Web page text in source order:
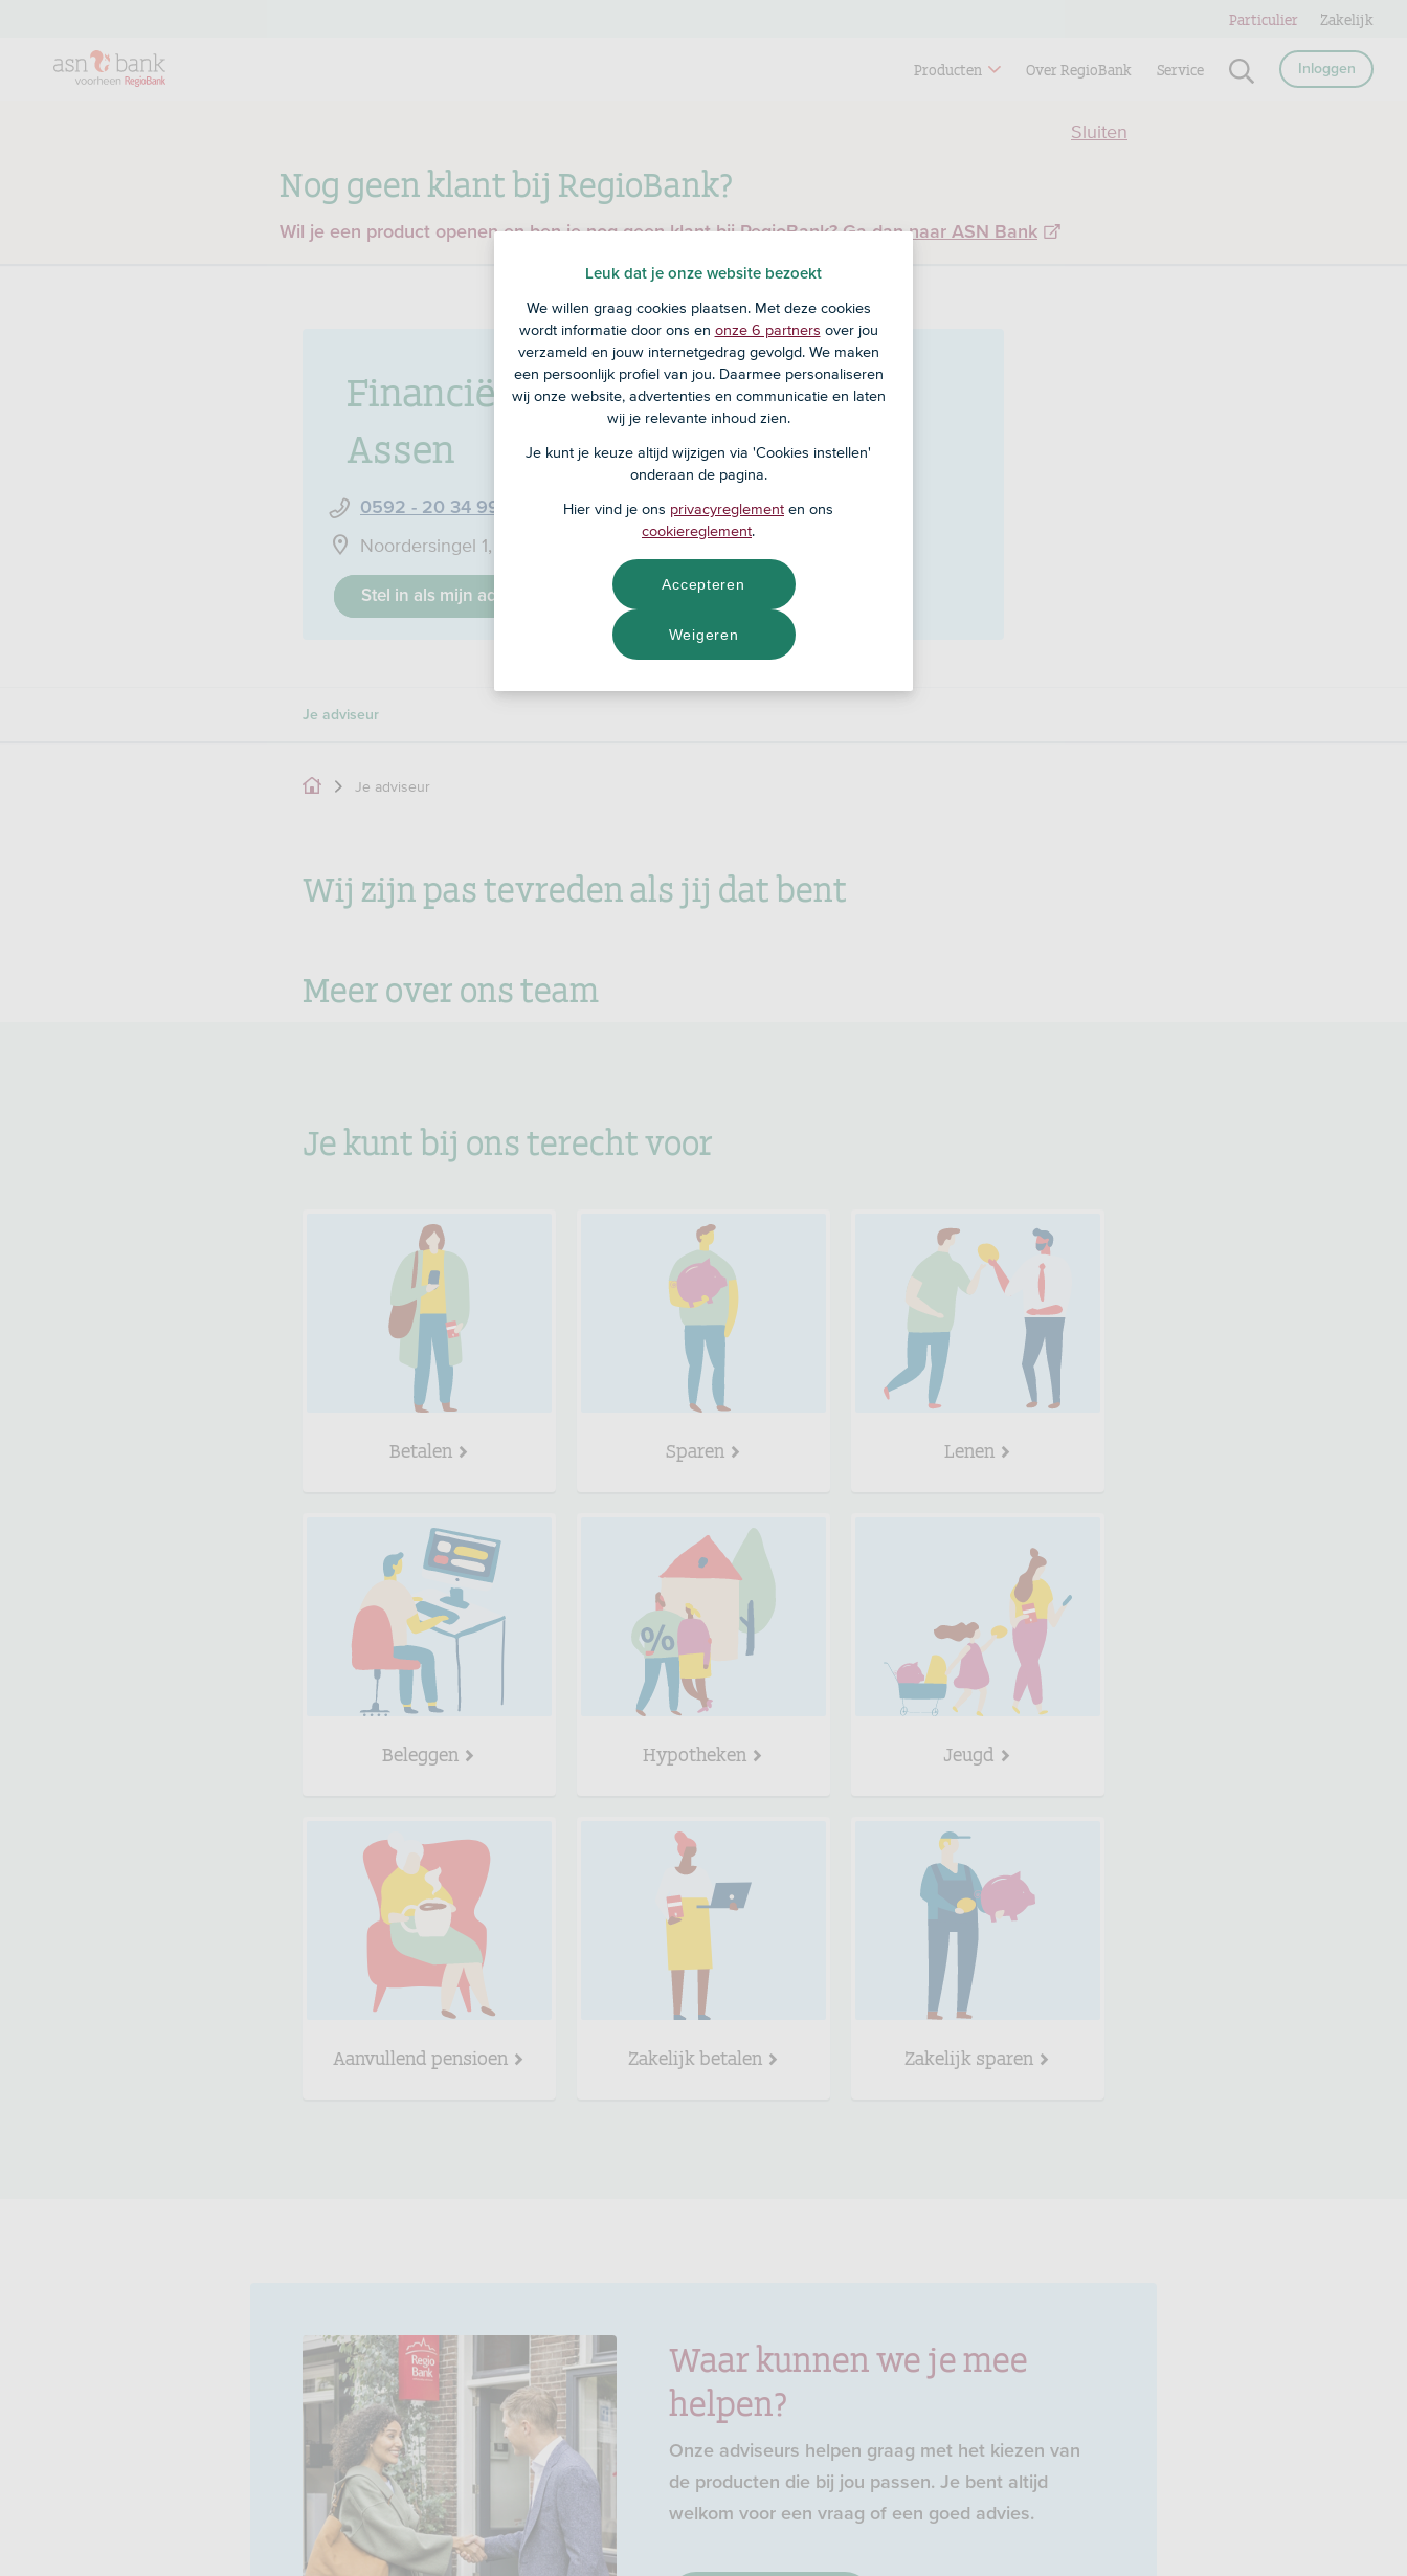
Nog geen klant bij RegioBank?
Wil je een product openen en ben je nog geen klant bij RegioBank?Ga dan naar ASN Bank
Sluiten
Producten Over RegioBank Service Inloggen
Particulier Zakelijk
Financiële Inloop Zaak Assenin
Assen
0592 - 20 34 99
Noordersingel 1, 9401 JV
Stel in als mijn adviseur
Je adviseur
Je adviseur
Wij zijn pas tevreden als jij dat bent
Meer over ons team
Je kunt bij ons terecht voor
Betalen Sparen Lenen
Beleggen Hypotheken Jeugd
Aanvullend pensioen Zakelijk betalen Zakelijk sparen
Waar kunnen we je mee
helpen?
Onze adviseurs helpen graag met het kiezen van
de producten die bij jou passen. Je bent altijd
welkom voor een vraag of een goed advies.
Leuk dat je onze website bezoekt
We willen graag cookies plaatsen. Met deze cookies
wordt informatie door ons en onze 6 partners over jou
verzameld en jouw internetgedrag gevolgd. We maken
een persoonlijk profiel van jou. Daarmee personaliseren
wij onze website, advertenties en communicatie en laten
wij je relevante inhoud zien.
Je kunt je keuze altijd wijzigen via 'Cookies instellen'
onderaan de pagina.
Hier vind je ons privacyreglement en ons
cookiereglement.
Weigeren
Accepteren